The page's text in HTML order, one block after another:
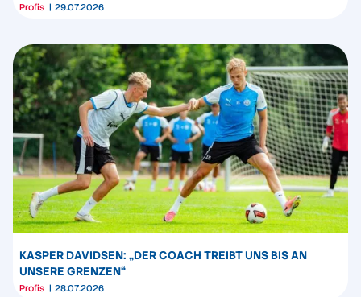
Profis 29.07.2026
KASPER DAVIDSEN: „DER COACH TREIBT UNS BIS AN
UNSERE GRENZEN“
Profis 28.07.2026